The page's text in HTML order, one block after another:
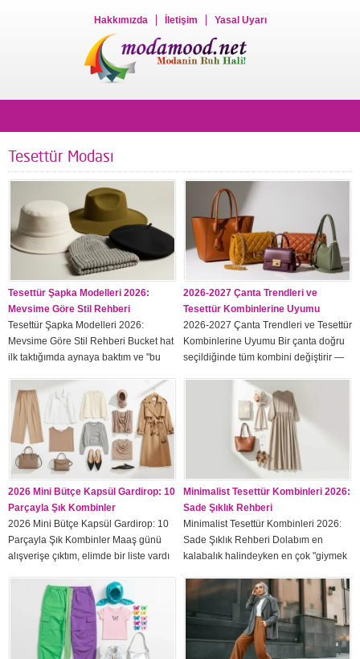
Hakkımızda İletişim Yasal Uyarı
Tesettür Modası
Tesettür Şapka Modelleri 2026:
Mevsime Göre Stil Rehberi
Tesettür Şapka Modelleri 2026:
Mevsime Göre Stil Rehberi Bucket hat
ilk taktığımda aynaya baktım ve "bu
çantamı alıp çıktım. Ama fotoğraflara
bakınca stilin tam oturduğunu gördüm.
Şapka, tesettür kombinlerinde en az
denenen ama en çok dönüştüren
aksesuar. Doğru takıldığında kombini
bambaşka bir yere taşıyor. Tesettür
şapka...
2026-2027 Çanta Trendleri ve
Tesettür Kombinlerine Uyumu
2026-2027 Çanta Trendleri ve Tesettür
Kombinlerine Uyumu Bir çanta doğru
seçildiğinde tüm kombini değiştirir —
kıyafetle hem tote hem de
yapılandırılmış handbag denedim, iki
kombin bambaşka bir havaya girdi.
Çanta trendleri 2026 bu farkı çok net
gösteriyor: barrel bag gençleştiriyor,
structured handbag ciddileştiriyor,
micro...
2026 Mini Bütçe Kapsül Gardirop: 10
Parçayla Şık Kombinler
2026 Mini Bütçe Kapsül Gardirop: 10
Parçayla Şık Kombinler Maaş günü
alışverişe çıktım, elimde bir liste vardı
almıştım ve yine de "ne giysem"
diyordum. O gün çantayı yere koyup
şunu fark ettim: sorun para değil,
strateji. Eğer 10 doğru parça alsaydım,
ayın sonuna kadar her gün...
Minimalist Tesettür Kombinleri 2026:
Sade Şıklık Rehberi
Minimalist Tesettür Kombinleri 2026:
Sade Şıklık Rehberi Dolabım en
kalabalık halindeyken en çok "giymek
yaz temizliği yaptım ve kalmaya değer
parçaları ayırdım. O an fark ettim: asıl
sorun parça sayısı değil,
uyumsuzluklarıydı. Minimalist tesettür
kombinleri bir dolabı boşaltmak değil;